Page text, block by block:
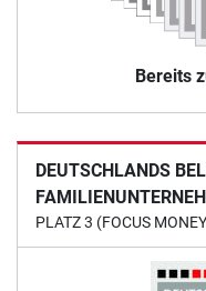
Bereits
DEUTSCHLANDS
PLATZ 3 (FOCUS